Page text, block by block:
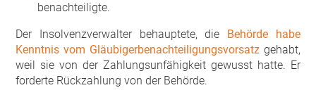
benachteiligte.
Der Insolvenzverwalter behauptete, die Behörde habe
Kenntnis vom Gläubigerbenachteiligungsvorsatz gehabt,
weil sie von der Zahlungsunfähigkeit gewusst hatte. Er
forderte Rückzahlung von der Behörde.